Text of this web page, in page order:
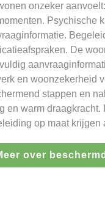
onzeker
Psychische
De
en woonzekerheid
stappen en
en warm
op maat krijgen
over